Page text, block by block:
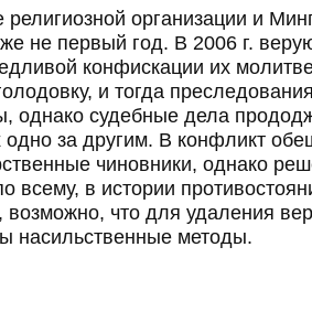
религиозной организации и
не первый год. В 2006 г.
конфискации их
и тогда
однако судебные дела
одно за другим. В конфликт
чиновники, однако
всему, в истории
возможно, что для удаления
насильственные методы.